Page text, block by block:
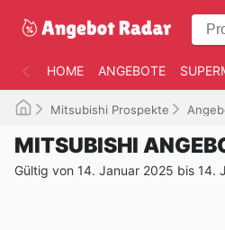
HOME ANGEBOTE
Mitsubishi Prospekte
MITSUBISHI
Gültig von 14. Januar 2025 bis 14.